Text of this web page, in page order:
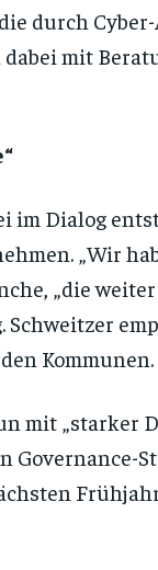
durch
mit
im Dialog
„Wir
„die
Kommunen.
mit „starker
Governance-